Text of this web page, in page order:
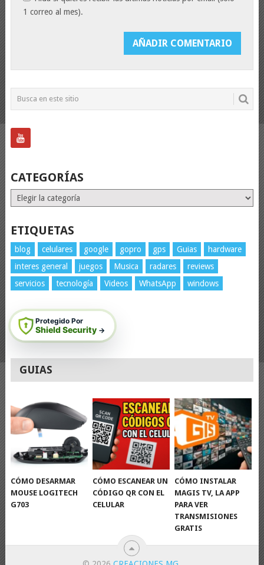
1 correo al mes).
CATEGORÍAS
Categorías
ETIQUETAS
blog celulares google gopro gps Guias
hardware
interes general
juegos Musica radares
reviews
servicios
tecnología Videos WhatsApp windows
Protegido Por
Shield Security →
GUIAS
CÓMO DESARMAR
MOUSE LOGITECH
G703
CÓMO ESCANEAR UN
CÓDIGO QR CON EL
CELULAR
CÓMO INSTALAR
MAGIS TV, LA APP
PARA VER
TRANSMISIONES
GRATIS